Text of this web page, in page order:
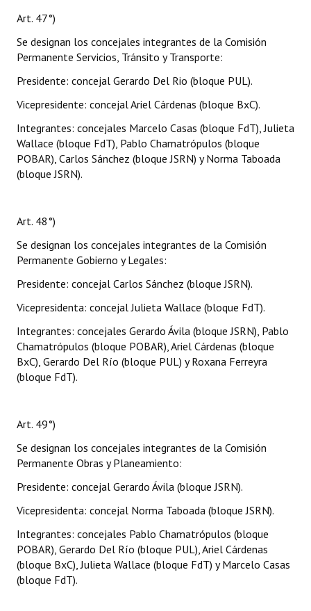
Art. 47°)
Se designan los concejales integrantes de la Comisión
Permanente Servicios, Tránsito y Transporte:
Presidente: concejal Gerardo Del Rio (bloque PUL).
Vicepresidente: concejal Ariel Cárdenas (bloque BxC).
Integrantes: concejales Marcelo Casas (bloque FdT), Julieta
Wallace (bloque FdT), Pablo Chamatrópulos (bloque
POBAR), Carlos Sánchez (bloque JSRN) y Norma Taboada
(bloque JSRN).
Art. 48°)
Se designan los concejales integrantes de la Comisión
Permanente Gobierno y Legales:
Presidente: concejal Carlos Sánchez (bloque JSRN).
Vicepresidenta: concejal Julieta Wallace (bloque FdT).
Integrantes: concejales Gerardo Ávila (bloque JSRN), Pablo
Chamatrópulos (bloque POBAR), Ariel Cárdenas (bloque
BxC), Gerardo Del Río (bloque PUL) y Roxana Ferreyra
(bloque FdT).
Art. 49°)
Se designan los concejales integrantes de la Comisión
Permanente Obras y Planeamiento:
Presidente: concejal Gerardo Ávila (bloque JSRN).
Vicepresidenta: concejal Norma Taboada (bloque JSRN).
Integrantes: concejales Pablo Chamatrópulos (bloque
POBAR), Gerardo Del Río (bloque PUL), Ariel Cárdenas
(bloque BxC), Julieta Wallace (bloque FdT) y Marcelo Casas
(bloque FdT).